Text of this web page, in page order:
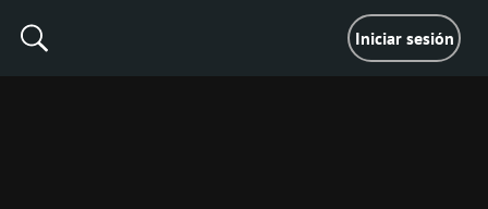
Iniciar sesión